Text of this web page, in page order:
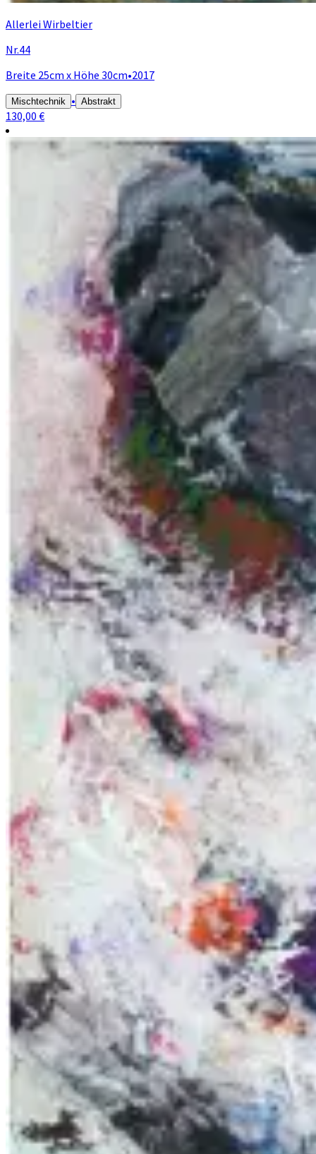
Allerlei Wirbeltier
Nr.44
Breite 25cm x Höhe 30cm•2017
Mischtechnik • Abstrakt
130,00 €